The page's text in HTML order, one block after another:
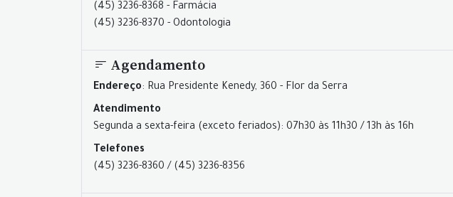
(45) 3236-8368 - Farmácia
(45) 3236-8370 - Odontologia
Agendamento
Endereço: Rua Presidente Kenedy, 360 - Flor da Serra
Atendimento
Segunda a sexta-feira (exceto feriados): 07h30 às 11h30 / 13h às 16h
Telefones
(45) 3236-8360 / (45) 3236-8356